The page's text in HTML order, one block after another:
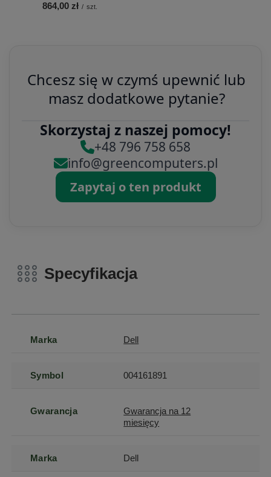
864,00 zł / szt.
Chcesz się w czymś upewnić lub
masz dodatkowe pytanie?
Skorzystaj z naszej pomocy!
+48 796 758 658
info@greencomputers.pl
Zapytaj o ten produkt
Specyfikacja
Marka Dell
Symbol 004161891
Gwarancja
Gwarancja na 12
miesięcy
Marka Dell